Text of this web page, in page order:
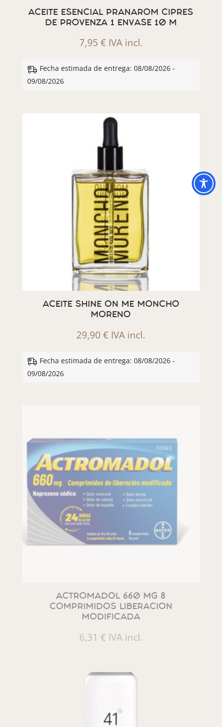
ACEITE ESENCIAL PRANAROM CIPRES
DE PROVENZA 1 ENVASE 10 M
7,95 € IVA incl.
Fecha estimada de entrega: 08/08/2026 -
09/08/2026
ACEITE SHINE ON ME MONCHO
MORENO
29,90€ IVA incl.
Fecha estimada de entrega: 08/08/2026 -
09/08/2026
ACTROMADOL 660 MG 8
COMPRIMIDOS LIBERACION
MODIFICADA
6,31 € IVA incl.